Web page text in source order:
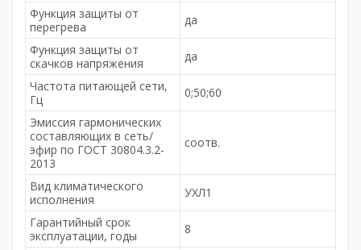
Функция защиты от
перегрева
да
Функция защиты от
скачков напряжения
да
Частота питающей сети,
Гц
0;50;60
Эмиссия гармонических
составляющих в сеть/
эфир по ГОСТ 30804.3.2-
2013
соотв.
Вид климатического
исполнения
УХЛ1
Гарантийный срок
эксплуатации, годы
8